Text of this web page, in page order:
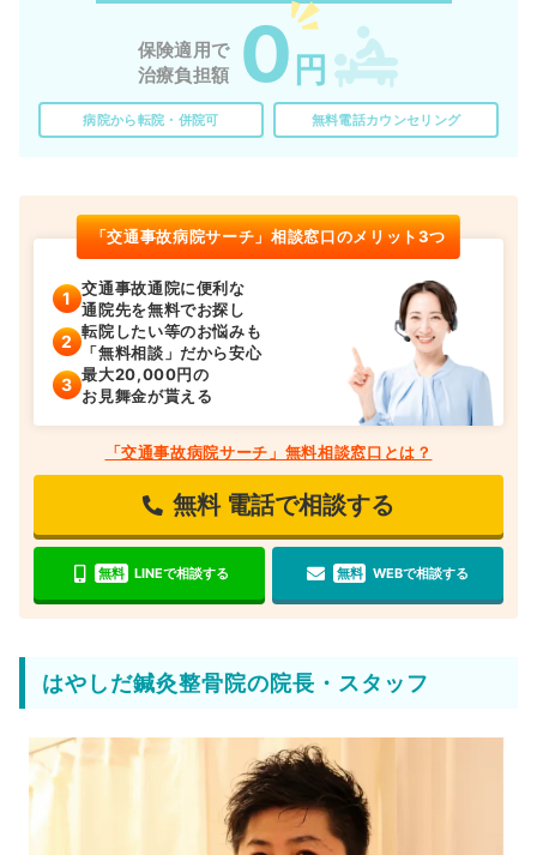
保険適用で
治療負担額
0 円
病院から転院・併院可 無料電話カウンセリング
「交通事故病院サーチ」相談窓口のメリット3つ
交通事故通院に便利な
通院先を無料でお探し
転院したい等のお悩みも
「無料相談」だから安心
最大20,000円の
お見舞金が貰える
「交通事故病院サーチ」無料相談窓口とは？
無料 電話で相談する
無料 LINEで相談する 無料 WEBで相談する
はやしだ鍼灸整骨院の院長・スタッフ